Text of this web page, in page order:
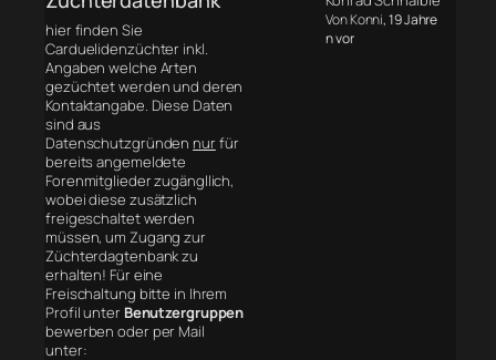
hier finden Sie
Carduelidenzüchter inkl.
Angaben welche Arten
gezüchtet werden und deren
Kontaktangabe. Diese Daten
sind aus
Datenschutzgründen nurfür
bereits angemeldete
Forenmitglieder zugängllich,
wobei diese zusätzlich
freigeschaltet werden
müssen, um Zugang zur
Züchterdagtenbank zu
erhalten! Für eine
Freischaltung bitte in Ihrem
Profil unter Benutzergruppen
bewerben oder per Mail
unter:
Von Konni, 19 Jahre
n vor